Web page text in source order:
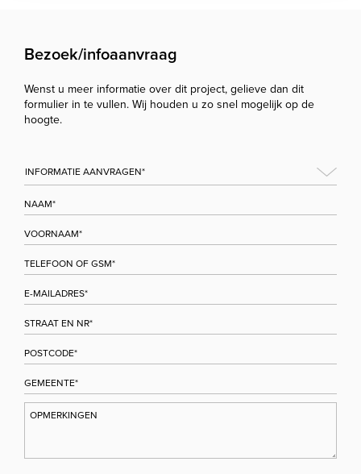
Bezoek/infoaanvraag
Wenst u meer informatie over dit project, gelieve dan dit
formulier in te vullen. Wij houden u zo snel mogelijk op de
hoogte.